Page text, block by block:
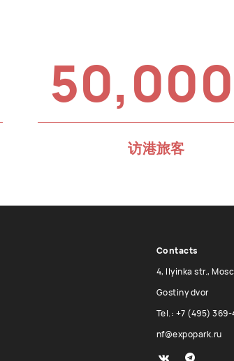
访港旅客
Contacts
4, Ilyinka str.,
Gostiny dvor
Tel.: +7 (495)
nf@expopark.ru